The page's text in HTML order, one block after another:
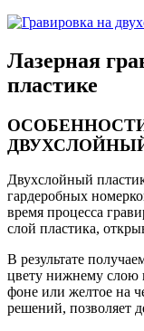
Лазерная
пластике
Двухслойный
гардеробных
время процесса
слой пластика,
В результате
цвету нижнему слою
фоне или желтое на
решений, позволяет